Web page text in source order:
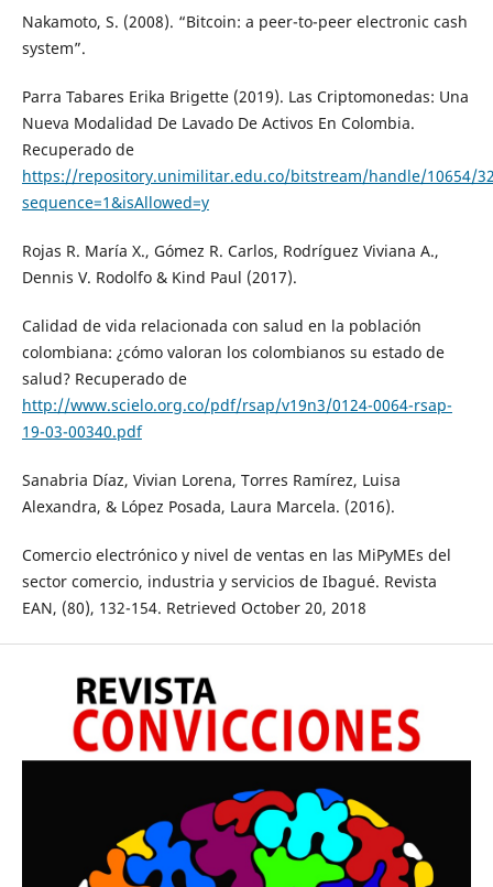
Nakamoto, S. (2008). “Bitcoin: a peer-to-peer electronic cash
system”.
Parra Tabares Erika Brigette (2019). Las Criptomonedas: Una
Nueva Modalidad De Lavado De Activos En Colombia.
Recuperado de
https://repository.unimilitar.edu.co/bitstream/handle/10654/
sequence=1&isAllowed=y
Rojas R. María X., Gómez R. Carlos, Rodríguez Viviana A.,
Dennis V. Rodolfo & Kind Paul (2017).
Calidad de vida relacionada con salud en la población
colombiana: ¿cómo valoran los colombianos su estado de
salud? Recuperado de
http://www.scielo.org.co/pdf/rsap/v19n3/0124-0064-rsap-
19-03-00340.pdf
Sanabria Díaz, Vivian Lorena, Torres Ramírez, Luisa
Alexandra, & López Posada, Laura Marcela. (2016).
Comercio electrónico y nivel de ventas en las MiPyMEs del
sector comercio, industria y servicios de Ibagué. Revista
EAN, (80), 132-154. Retrieved October 20, 2018